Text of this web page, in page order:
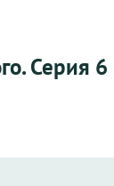
Серия 6